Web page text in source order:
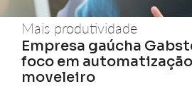
Mais produtividade
Empresa gaúcha
foco em
moveleiro